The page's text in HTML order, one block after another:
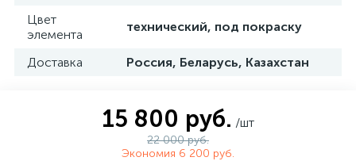
Цвет
элемента
технический, под покраску
Доставка Россия, Беларусь, Казахстан
15 800 руб. /шт
22 000 руб.
Экономия 6 200 руб.